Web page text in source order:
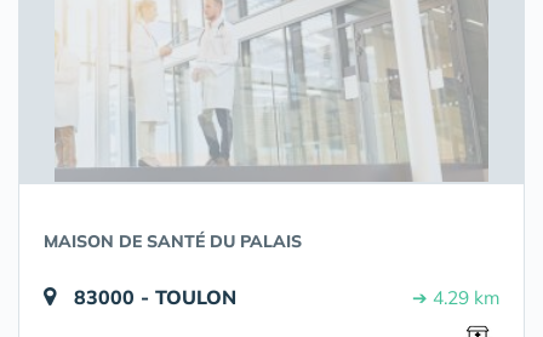
MAISON DE SANTÉ DU PALAIS
83000 - TOULON ➔ 4.29 km